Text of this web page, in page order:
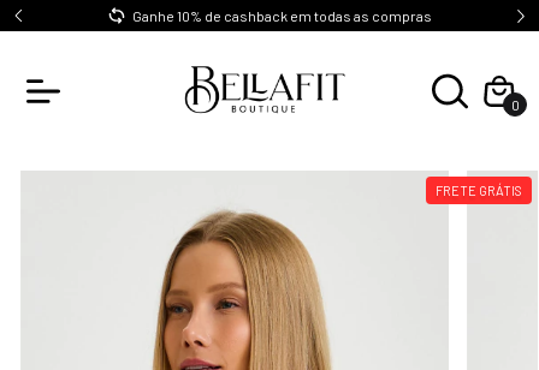
Ganhe 10% de cashback em todas as compras
0
FRETE GRÁTIS